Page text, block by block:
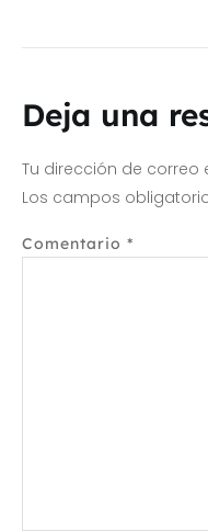
Deja una
Tu dirección de
Los campos
Comentario *